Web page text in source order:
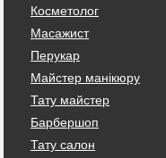
Косметолог
Масажист
Перукар
Майстер манікюру
Тату майстер
Барбершоп
Тату салон